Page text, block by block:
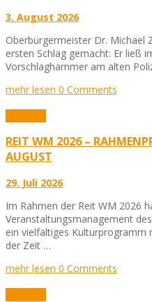
3. August 2026
Oberbürgermeister Dr. Michael
ersten Schlag gemacht: Er ließ
Vorschlaghammer am alten
mehr lesen 0 Comments
REIT WM 2026 –
AUGUST
29. Juli 2026
Im Rahmen der Reit WM 2026
Veranstaltungsmanagement
ein vielfältiges Kulturprogramm
der Zeit …
mehr lesen 0 Comments